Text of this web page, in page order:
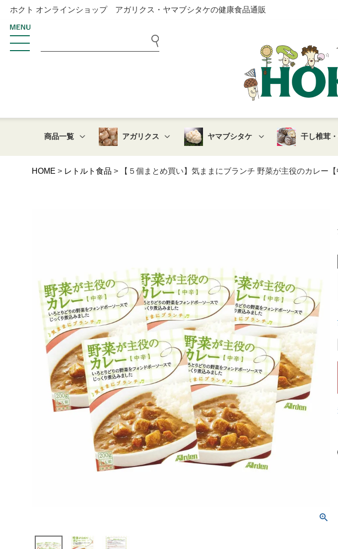
ホクト オンラインショップ アガリクス・ヤマブシタケの健康食品通販
商品一覧 アガリクス ヤマブシタケ 干し椎茸
HOME レトルト食品 【５個まとめ買い】気ままにブランチ 野菜が主役のカレー